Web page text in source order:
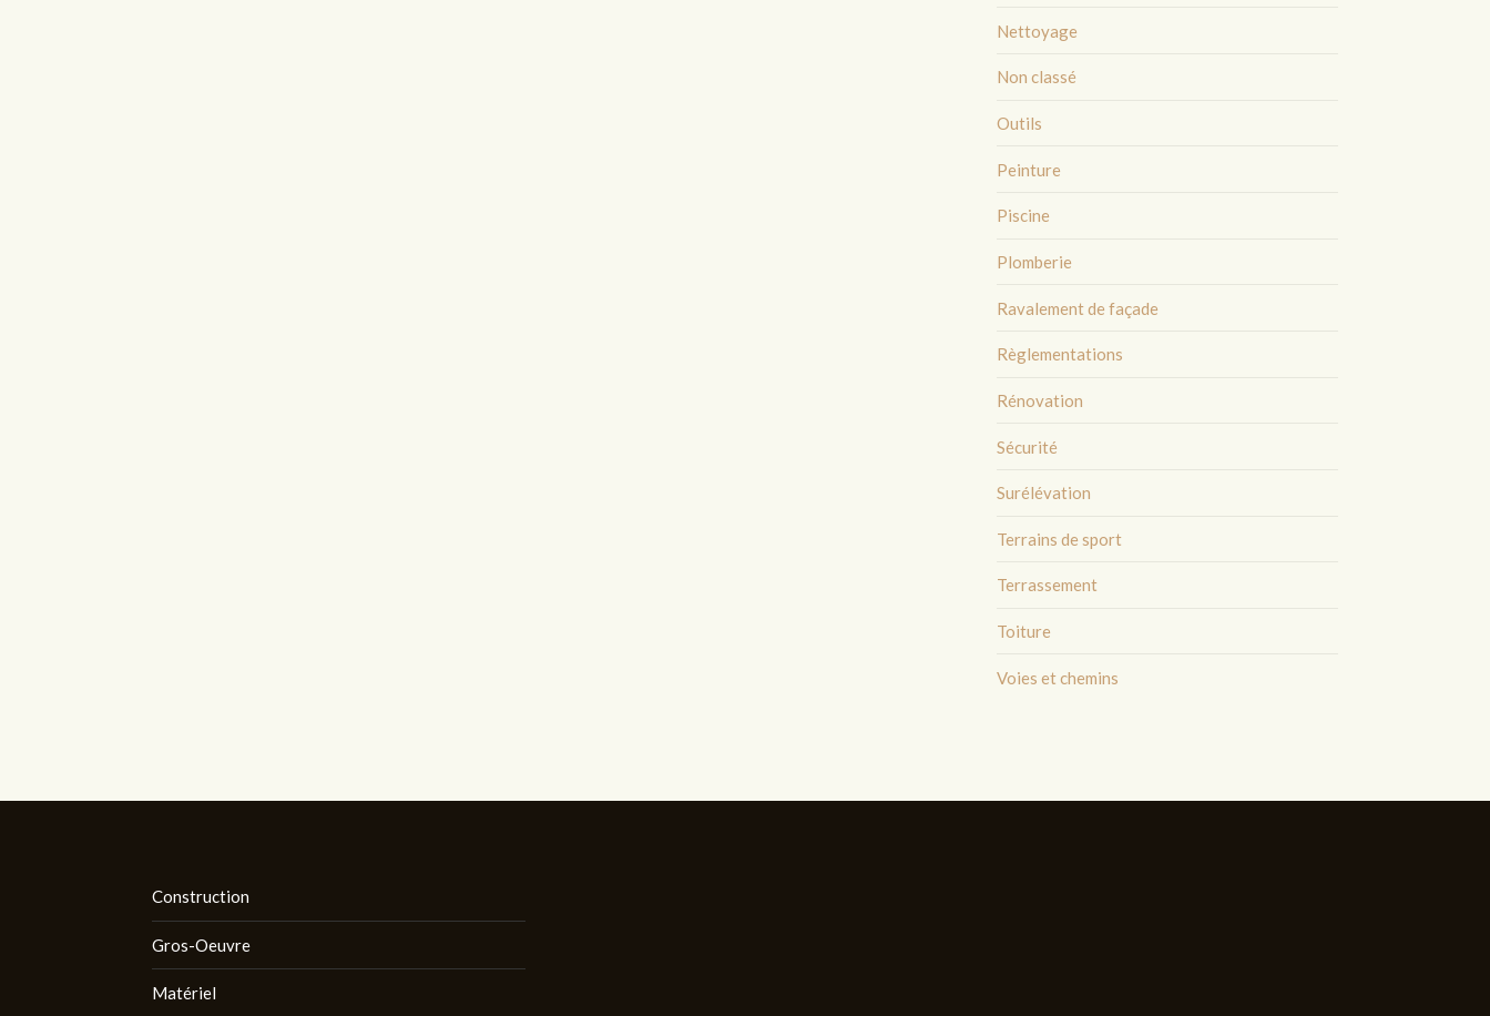
Nettoyage
Non classé
Outils
Peinture
Piscine
Plomberie
Ravalement de façade
Règlementations
Rénovation
Sécurité
Surélévation
Terrains de sport
Terrassement
Toiture
Voies et chemins
Construction
Gros-Oeuvre
Matériel